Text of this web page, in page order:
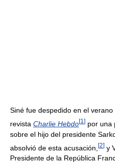
Siné fue despedido en el
revista Charlie Hebdo[1 ] por una
sobre el hijo del presidente
absolvió de esta acusación, [2] y
Presidente de la República